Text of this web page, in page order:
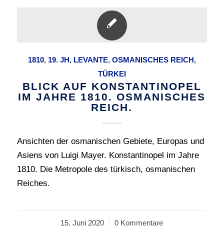
1810, 19. JH, LEVANTE, OSMANISCHES REICH,
TÜRKEI
BLICK AUF KONSTANTINOPEL
IM JAHRE 1810. OSMANISCHES
REICH.
Ansichten der osmanischen Gebiete, Europas und
Asiens von Luigi Mayer. Konstantinopel im Jahre
1810. Die Metropole des türkisch, osmanischen
Reiches.
15. Juni 2020
/ 0 Kommentare